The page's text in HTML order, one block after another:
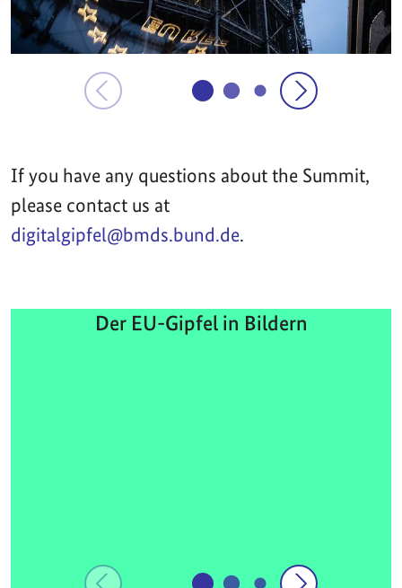
If you have any questions about the Summit,
please contact us at
digitalgipfel@bmds.bund.de.
Der EU-Gipfel in Bildern